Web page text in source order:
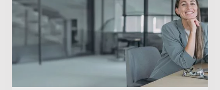
Selbstständig machen mit einem
Buchhaltungsbüro: ein Beruf mit
Zukunftsperspektive